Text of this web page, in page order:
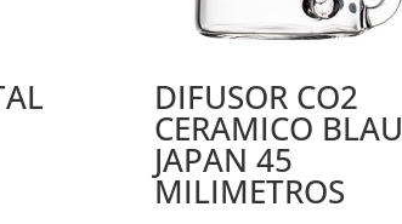
DIFUSOR CO2
CERAMICO BLAU
JAPAN 45
MILIMETROS